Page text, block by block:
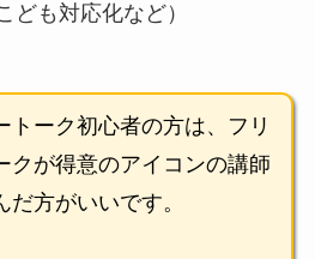
ども対応化など）
トーク初心者の方は、フリ
クが得意のアイコンの講師
だ方がいいです。